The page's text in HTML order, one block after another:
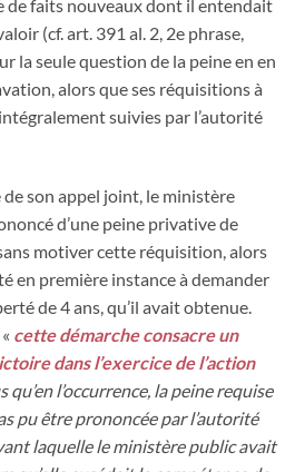
de faits nouveaux dont il entendait
(cf. art. 391 al. 2, 2e phrase,
la seule question de la peine en en
alors que ses réquisitions à
suivies par l’autorité
de son appel joint, le ministère
d’une peine privative de
motiver cette réquisition, alors
en première instance à demander
de 4 ans, qu’il avait obtenue.
cette démarche consacre un
dans l’exercice de l’action
qu’en l’occurrence, la peine requise
pu être prononcée par l’autorité
laquelle le ministère public avait